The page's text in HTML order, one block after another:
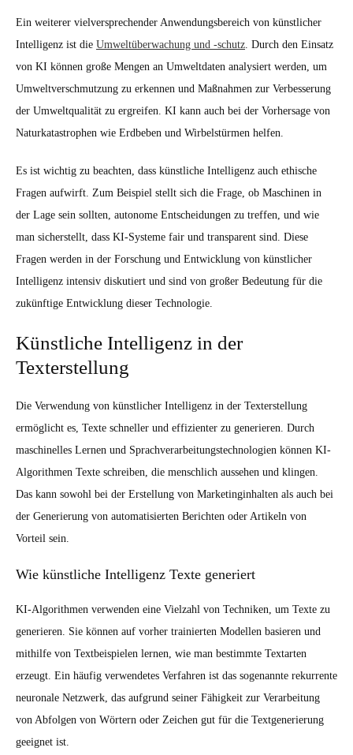
Ein weiterer vielversprechender Anwendungsbereich von künstlicher
Intelligenz ist die Umweltüberwachung und -schutz . Durch den Einsatz
von KI können große Mengen an Umweltdaten analysiert werden, um
Umweltverschmutzung zu erkennen und Maßnahmen zur Verbesserung
der Umweltqualität zu ergreifen. KI kann auch bei der Vorhersage von
Naturkatastrophen wie Erdbeben und Wirbelstürmen helfen.
Es ist wichtig zu beachten, dass künstliche Intelligenz auch ethische
Fragen aufwirft. Zum Beispiel stellt sich die Frage, ob Maschinen in
der Lage sein sollten, autonome Entscheidungen zu treffen, und wie
man sicherstellt, dass KI-Systeme fair und transparent sind. Diese
Fragen werden in der Forschung und Entwicklung von künstlicher
Intelligenz intensiv diskutiert und sind von großer Bedeutung für die
zukünftige Entwicklung dieser Technologie.
Künstliche Intelligenz in der
Texterstellung
Die Verwendung von künstlicher Intelligenz in der Texterstellung
ermöglicht es, Texte schneller und effizienter zu generieren. Durch
maschinelles Lernen und Sprachverarbeitungstechnologien können KI-
Algorithmen Texte schreiben, die menschlich aussehen und klingen.
Das kann sowohl bei der Erstellung von Marketinginhalten als auch bei
der Generierung von automatisierten Berichten oder Artikeln von
Vorteil sein.
Wie künstliche Intelligenz Texte generiert
KI-Algorithmen verwenden eine Vielzahl von Techniken, um Texte zu
generieren. Sie können auf vorher trainierten Modellen basieren und
mithilfe von Textbeispielen lernen, wie man bestimmte Textarten
erzeugt. Ein häufig verwendetes Verfahren ist das sogenannte rekurrente
neuronale Netzwerk, das aufgrund seiner Fähigkeit zur Verarbeitung
von Abfolgen von Wörtern oder Zeichen gut für die Textgenerierung
geeignet ist.